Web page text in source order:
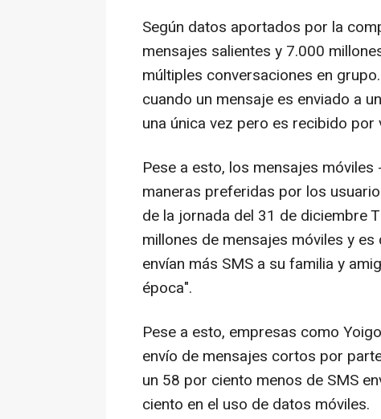
Según datos aportados por la
mensajes salientes y 7.000
múltiples conversaciones en
cuando un mensaje es enviado a
una única vez pero es recibido por
Pese a esto, los mensajes
maneras preferidas por los
de la jornada del 31 de diciembre
millones de mensajes móviles y
envían más SMS a su familia y
época".
Pese a esto, empresas como
envío de mensajes cortos por
un 58 por ciento menos de SMS
ciento en el uso de datos móviles.